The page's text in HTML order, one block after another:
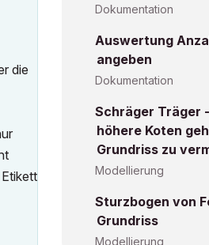
die
Dokumentation
Auswertung
angeben
Dokumentation
Schräger Träger
höhere Koten
Grundriss zu
Modellierung
Sturzbogen von
Grundriss
Modellierung